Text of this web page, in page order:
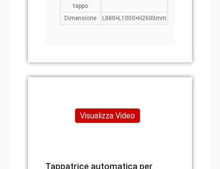
tappo
Dimensione L880×L1000×H2600mm
Visualizza Video
Tappatrice automatica per